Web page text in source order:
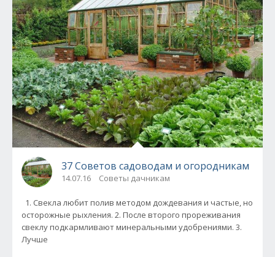
37 Советов садоводам и огородникам
14.07.16 Советы дачникам
1. Свекла любит полив методом дождевания и частые, но
осторожные рыхления. 2. После второго прореживания
свеклу подкармливают минеральными удобрениями. 3.
Лучше